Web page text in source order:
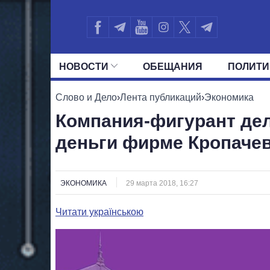
НОВОСТИ ОБЕЩАНИЯ
ВСЕ ПОЛИТИКИ ПРЕЗИДЕНТ И
Слово и Дело›Лента публикаций›Экономика
Компания-фигурант
деньги фирме
ЭКОНОМИКА 29 марта 2018, 16:27
Читати українською